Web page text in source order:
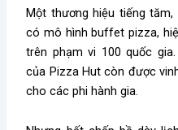
Một thương hiệu tiếng
có mô hình buffet pizza,
trên phạm vi 100 quốc
của Pizza Hut còn được
cho các phi hành gia.